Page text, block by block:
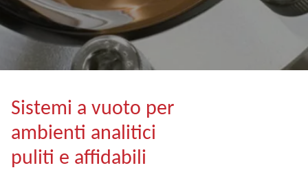
Sistemi a vuoto per
ambienti analitici
puliti e affidabili